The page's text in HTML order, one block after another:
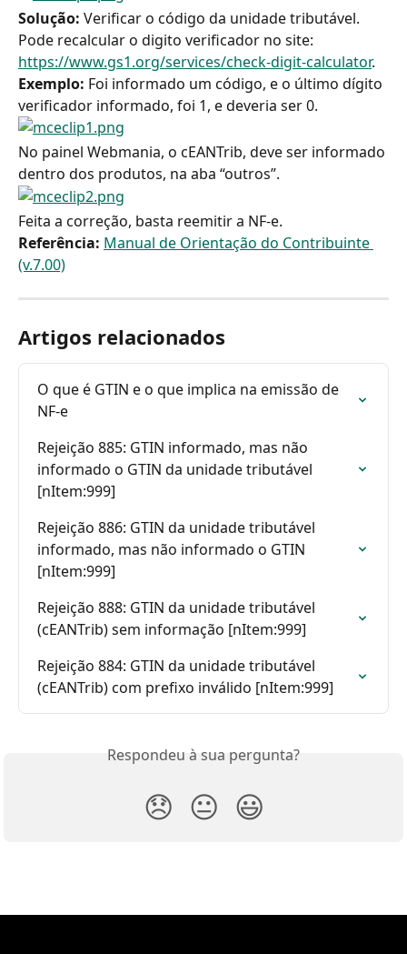
Solução: Verificar o código da unidade tributável.
Pode recalcular o digito verificador no site:
https://www.gs1.org/services/check-digit-calculator.
Exemplo: Foi informado um código, e o último dígito
verificador informado, foi 1, e deveria ser 0.
No painel Webmania, o cEANTrib, deve ser informado
dentro dos produtos, na aba “outros”.
Feita a correção, basta reemitir a NF-e.
Referência: Manual de Orientação do Contribuinte
(v.7.00)
Artigos relacionados
O que é GTIN e o que implica na emissão de
NF-e
Rejeição 885: GTIN informado, mas não
informado o GTIN da unidade tributável
[nItem:999]
Rejeição 886: GTIN da unidade tributável
informado, mas não informado o GTIN
[nItem:999]
Rejeição 888: GTIN da unidade tributável
(cEANTrib) sem informação [nItem:999]
Rejeição 884: GTIN da unidade tributável
(cEANTrib) com prefixo inválido [nItem:999]
Respondeu à sua pergunta?
😞 😐 😃